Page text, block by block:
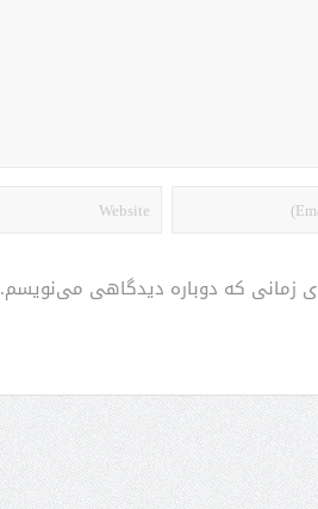
زمانی که دوباره دیدگاهی می‌نویسم.